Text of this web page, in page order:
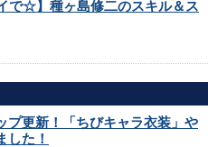
で☆】種ヶ島修二のスキル＆ス
プ更新！「ちびキャラ衣装」や
した！